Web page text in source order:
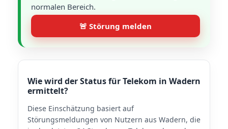
normalen Bereich.
🚨 Störung melden
Wie wird der Status für Telekom in Wadern
ermittelt?
Diese Einschätzung basiert auf
Störungsmeldungen von Nutzern aus Wadern, die